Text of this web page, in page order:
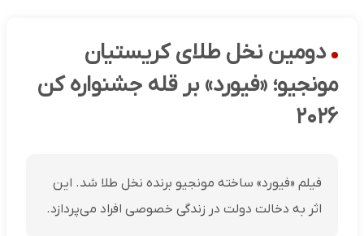
دومین نخل طلای کریستیان
مونجیو؛ «فیورد» بر قله جشنواره کن
۲۰۲۶
فیلم «فیورد» ساخته مونجیو برنده نخل طلا شد. این
اثر به دخالت دولت در زندگی خصوصی افراد می‌پردازد.